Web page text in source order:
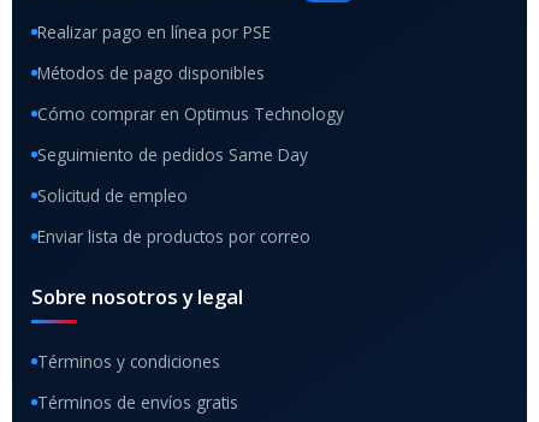
Realizar pago en línea por PSE
Métodos de pago disponibles
Cómo comprar en Optimus Technology
Seguimiento de pedidos Same Day
Solicitud de empleo
Enviar lista de productos por correo
Sobre nosotros y legal
Términos y condiciones
Términos de envíos gratis